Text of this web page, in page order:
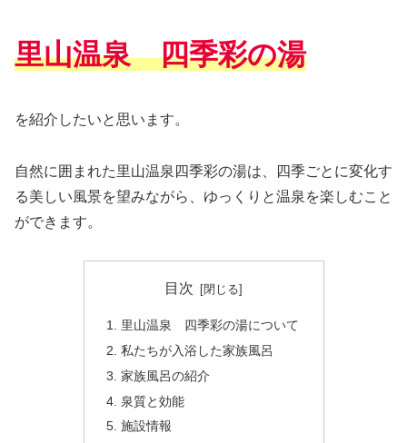
里山温泉 四季彩の湯
を紹介したいと思います。
自然に囲まれた里山温泉四季彩の湯は、四季ごとに変化す
る美しい風景を望みながら、ゆっくりと温泉を楽しむこと
ができます。
目次
里山温泉 四季彩の湯について
私たちが入浴した家族風呂
家族風呂の紹介
泉質と効能
施設情報